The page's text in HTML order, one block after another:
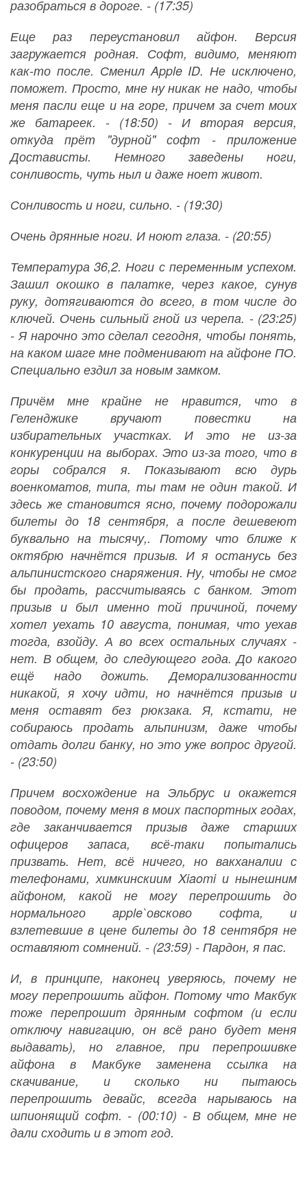
разобраться в дороге. - (17:35)
Еще раз переустановил айфон. Версия
загружается родная. Софт, видимо, меняют
как-то после. Сменил Apple ID. Не исключено,
поможет. Просто, мне ну никак не надо, чтобы
меня пасли еще и на горе, причем за счет моих
же батареек. - (18:50) - И вторая версия,
откуда прёт "дурной" софт - приложение
Достависты. Немного заведены ноги,
сонливость, чуть ныл и даже ноет живот.
Сонливость и ноги, сильно. - (19:30)
Очень дрянные ноги. И ноют глаза. - (20:55)
Температура 36,2. Ноги с переменным успехом.
Зашил окошко в палатке, через какое, сунув
руку, дотягиваются до всего, в том числе до
ключей. Очень сильный гной из черепа. - (23:25)
- Я нарочно это сделал сегодня, чтобы понять,
на каком шаге мне подменивают на айфоне ПО.
Специально ездил за новым замком.
Причём мне крайне не нравится, что в
Геленджике вручают повестки на
избирательных участках. И это не из-за
конкуренции на выборах. Это из-за того, что в
горы собрался я. Показывают всю дурь
военкоматов, типа, ты там не один такой. И
здесь же становится ясно, почему подорожали
билеты до 18 сентября, а после дешевеют
буквально на тысячу,. Потому что ближе к
октябрю начнётся призыв. И я останусь без
альпинистского снаряжения. Ну, чтобы не смог
бы продать, рассчитываясь с банком. Этот
призыв и был именно той причиной, почему
хотел уехать 10 августа, понимая, что уехав
тогда, взойду. А во всех остальных случаях -
нет. В общем, до следующего года. До какого
ещё надо дожить. Деморализованности
никакой, я хочу идти, но начнётся призыв и
меня оставят без рюкзака. Я, кстати, не
собираюсь продать альпинизм, даже чтобы
отдать долги банку, но это уже вопрос другой.
- (23:50)
Причем восхождение на Эльбрус и окажется
поводом, почему меня в моих паспортных годах,
где заканчивается призыв даже старших
офицеров запаса, всё-таки попытались
призвать. Нет, всё ничего, но вакханалии с
телефонами, химкинскиим Xiaomi и нынешним
айфоном, какой не могу перепрошить до
нормального apple`овсково софта, и
взлетевшие в цене билеты до 18 сентября не
оставляют сомнений. - (23:59) - Пардон, я пас.
И, в принципе, наконец уверяюсь, почему не
могу перепрошить айфон. Потому что Макбук
тоже перепрошит дрянным софтом (и если
отключу навигацию, он всё рано будет меня
выдавать), но главное, при перепрошивке
айфона в Макбуке заменена ссылка на
скачивание, и сколько ни пытаюсь
перепрошить девайс, всегда нарываюсь на
шпионящий софт. - (00:10) - В общем, мне не
дали сходить и в этот год.